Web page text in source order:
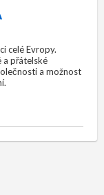
celé Evropy.
a přátelské
a možnost